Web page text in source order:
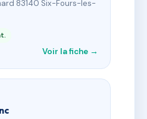
83140 Six-Fours-les-
Voir la fiche →